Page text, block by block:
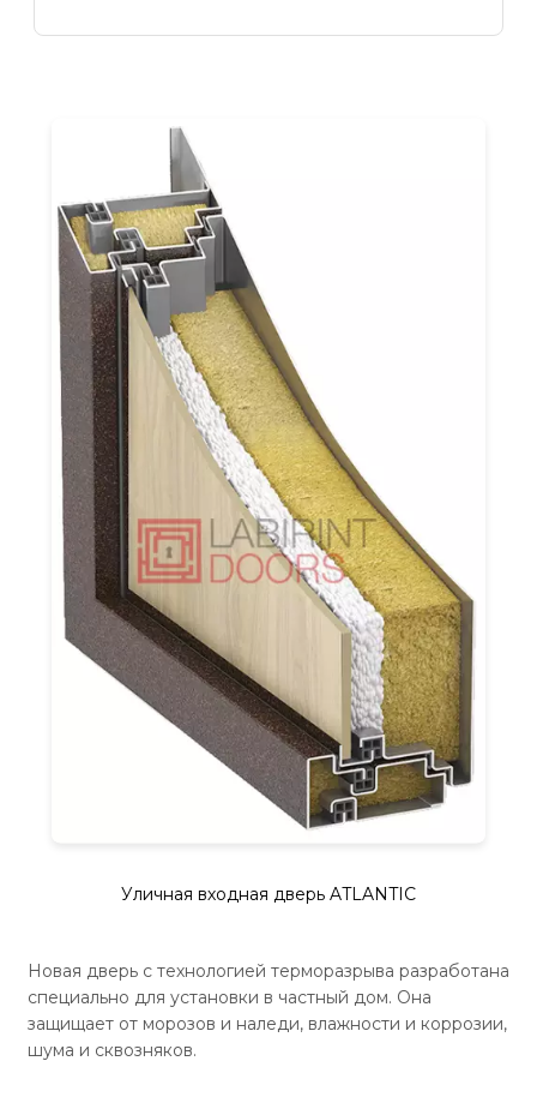
Уличная входная дверь ATLANTIC
Новая дверь с технологией терморазрыва разработана
специально для установки в частный дом. Она
защищает от морозов и наледи, влажности и коррозии,
шума и сквозняков.